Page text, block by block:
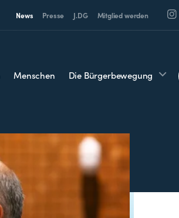
News Presse J.DG Mitglied werden
Menschen Die Bürgerbewegung